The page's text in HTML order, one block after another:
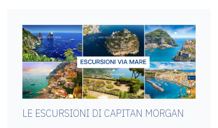
LE ESCURSIONI DI CAPITAN MORGAN